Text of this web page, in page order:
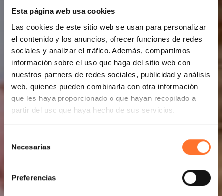
Esta página web usa cookies
Las cookies de este sitio web se usan para personalizar
el contenido y los anuncios, ofrecer funciones de redes
sociales y analizar el tráfico. Además, compartimos
información sobre el uso que haga del sitio web con
nuestros partners de redes sociales, publicidad y análisis
web, quienes pueden combinarla con otra información
que les haya proporcionado o que hayan recopilado a
partir del uso que haya hecho de sus servicios.
Necesarias
Preferencias